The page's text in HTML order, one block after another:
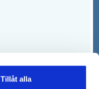
Tillåt alla